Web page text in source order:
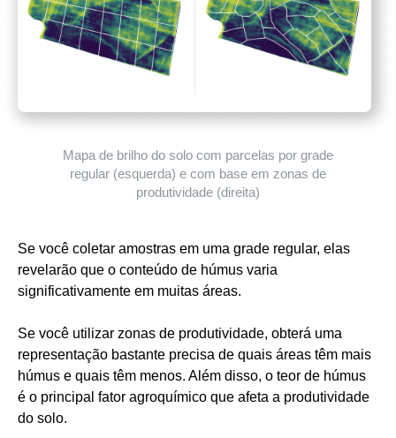
Mapa de brilho do solo com parcelas por grade
regular (esquerda) e com base em zonas de
produtividade (direita)
Se você coletar amostras em uma grade regular, elas
revelarão que o conteúdo de húmus varia
significativamente em muitas áreas.
Se você utilizar zonas de produtividade, obterá uma
representação bastante precisa de quais áreas têm mais
húmus e quais têm menos. Além disso, o teor de húmus
é o principal fator agroquímico que afeta a produtividade
do solo.